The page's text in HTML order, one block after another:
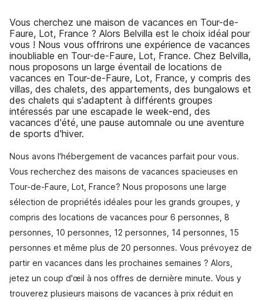
Vous cherchez une maison de vacances en Tour-de-
Faure, Lot, France ? Alors Belvilla est le choix idéal pour
vous ! Nous vous offrirons une expérience de vacances
inoubliable en Tour-de-Faure, Lot, France. Chez Belvilla,
nous proposons un large éventail de locations de
vacances en Tour-de-Faure, Lot, France, y compris des
villas, des chalets, des appartements, des bungalows et
des chalets qui s'adaptent à différents groupes
intéressés par une escapade le week-end, des
vacances d'été, une pause automnale ou une aventure
de sports d'hiver.
Nous avons l'hébergement de vacances parfait pour vous.
Vous recherchez des maisons de vacances spacieuses en
Tour-de-Faure, Lot, France? Nous proposons une large
sélection de propriétés idéales pour les grands groupes, y
compris des locations de vacances pour 6 personnes, 8
personnes, 10 personnes, 12 personnes, 14 personnes, 15
personnes et même plus de 20 personnes. Vous prévoyez de
partir en vacances dans les prochaines semaines ? Alors,
jetez un coup d'œil à nos offres de dernière minute. Vous y
trouverez plusieurs maisons de vacances à prix réduit en